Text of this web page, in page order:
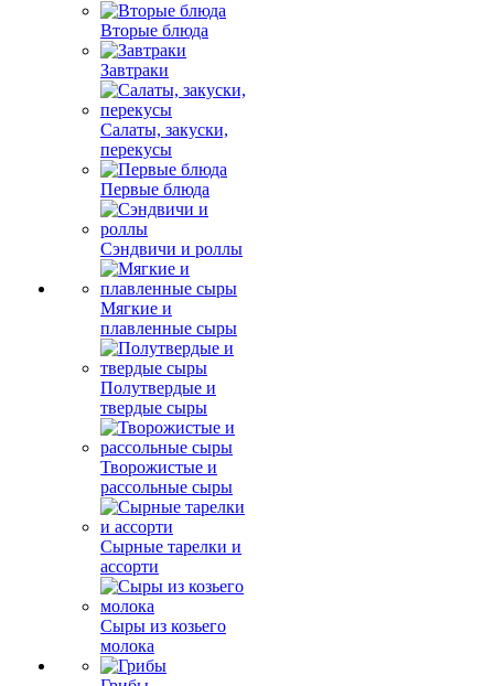
Вторые блюда
Завтраки
Салаты, закуски,
перекусы
Первые блюда
Сэндвичи и роллы
Мягкие и
плавленные сыры
Полутвердые и
твердые сыры
Творожистые и
рассольные сыры
Сырные тарелки и
ассорти
Сыры из козьего
молока